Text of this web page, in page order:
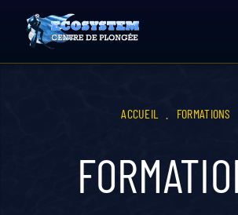
content
ACCUEIL FORMATIONS